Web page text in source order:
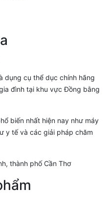
dụng cụ thể dục chính hãng
đình tại khu vực Đồng bằng
biến nhất hiện nay như máy
y tế và các giải pháp chăm
thành phố Cần Thơ